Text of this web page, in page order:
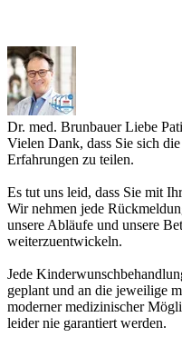
Dr. med. BrunbauerLiebe
Vielen Dank, dass Sie sich
Erfahrungen zu teilen.
Es tut uns leid, dass Sie mit
Wir nehmen jede
unsere Abläufe und unsere
weiterzuentwickeln.
Jede
geplant und an die jeweilige
moderner medizinischer
leider nie garantiert werden.